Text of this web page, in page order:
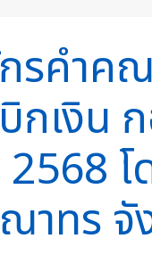
รคำค
กเงิน
าทร